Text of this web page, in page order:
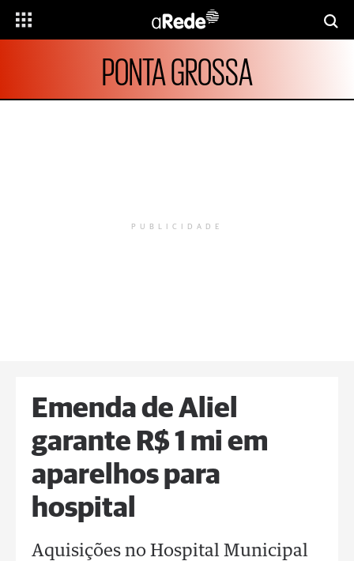
PONTA GROSSA
PUBLICIDADE
Emenda de Aliel
garante R$ 1 mi em
aparelhos para
hospital
Aquisições no Hospital Municipal